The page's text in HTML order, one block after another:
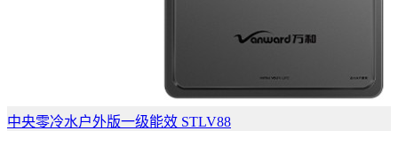
中央零冷水户外版一级能效 STLV88